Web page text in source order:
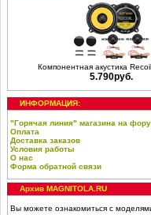
Компонентная акустика
5.790руб.
ИНФОРМАЦИЯ:
"Горячая линия" магазина на
Оплата
Доставка заказов
Условия работы
О нас
Форма обратной связи
Архив MAGNITOLA.RU
Вы можете ознакомиться с